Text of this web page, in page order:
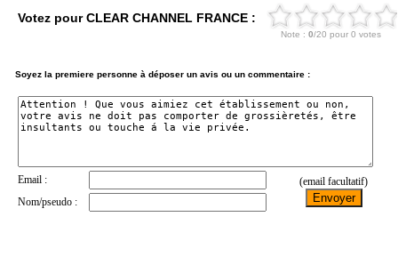
Votez pour CLEAR CHANNEL FRANCE :
Soyez la premiere personne à déposer un avis ou un commentaire :